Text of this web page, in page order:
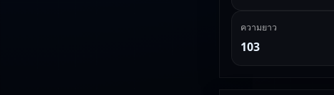
ความยาว
103